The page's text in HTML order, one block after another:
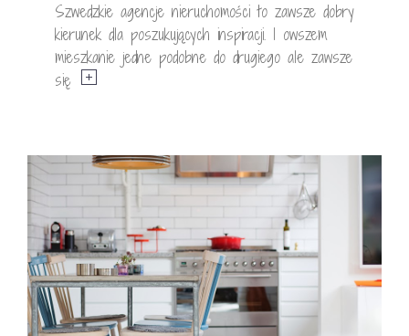
Szwedzkie agencje nieruchomości to zawsze dobry
kierunek dla poszukujących inspiracji. I owszem
mieszkanie jedne podobne do drugiego ale zawsze
się